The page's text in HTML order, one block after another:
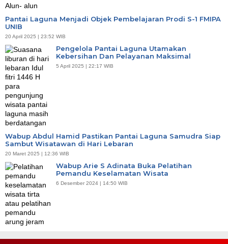
Pantai Laguna Menjadi Objek Pembelajaran Prodi S-1 FMIPA
UNIB
20 April 2025 | 23:52 WIB
Pengelola Pantai Laguna Utamakan
Kebersihan Dan Pelayanan Maksimal
5 April 2025 | 22:17 WIB
Wabup Abdul Hamid Pastikan Pantai Laguna Samudra Siap
Sambut Wisatawan di Hari Lebaran
20 Maret 2025 | 12:36 WIB
Wabup Arie S Adinata Buka Pelatihan
Pemandu Keselamatan Wisata
6 Desember 2024 | 14:50 WIB